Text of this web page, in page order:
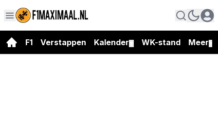
F1 Verstappen Kalender WK-stand Meer